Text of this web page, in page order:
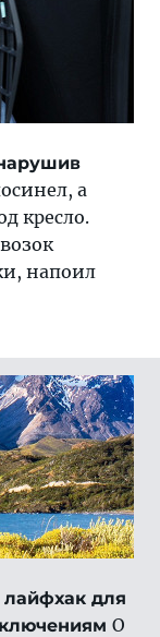
а
кресло.
напоил
для
О